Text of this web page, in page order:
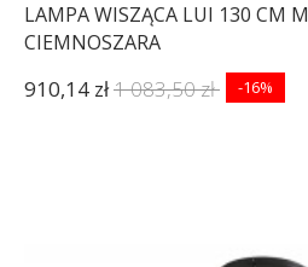
LAMPA WISZĄCA LUI 130 CM
CIEMNOSZARA
910,14 zł1 083,50 zł -16%